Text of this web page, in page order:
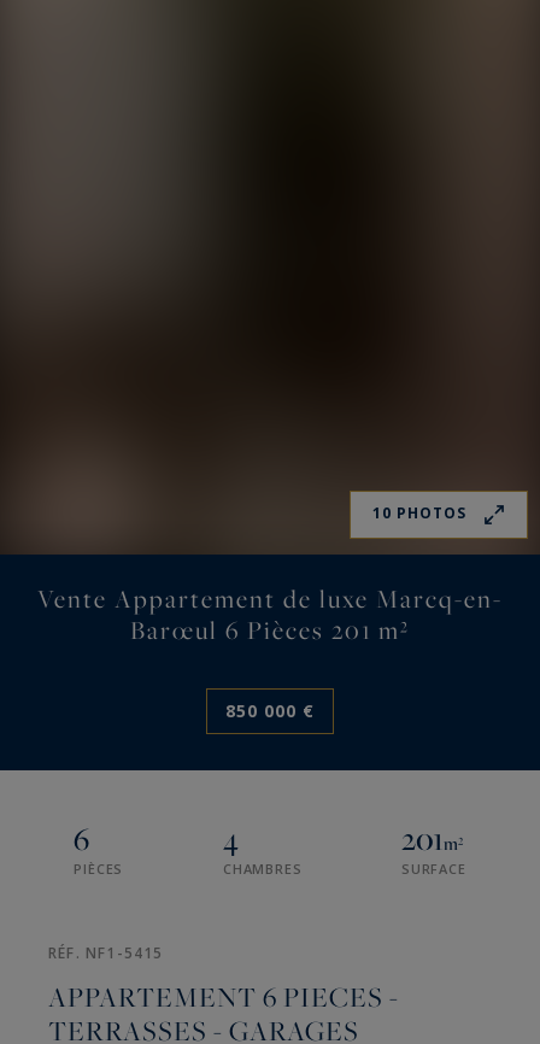
10 PHOTOS
Vente Appartement de luxe Marcq-en-
Barœul 6 Pièces 201 m²
850 000 €
6
PIÈCES
4
CHAMBRES
201m²
SURFACE
RÉF. NF1-5415
APPARTEMENT 6 PIECES -
TERRASSES - GARAGES